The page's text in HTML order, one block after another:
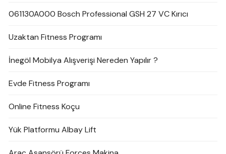
061130A000 Bosch Professional GSH 27 VC Kırıcı
Uzaktan Fitness Programı
İnegöl Mobilya Alışverişi Nereden Yapılır ?
Evde Fitness Programı
Online Fitness Koçu
Yük Platformu Albay Lift